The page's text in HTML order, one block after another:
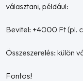
választani, például:
Bevitel: +4000 Ft (pl.
Összeszerelés: külön
Fontos!